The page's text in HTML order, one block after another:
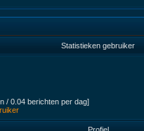
Statistieken gebruiker
/ 0.04 berichten per dag]